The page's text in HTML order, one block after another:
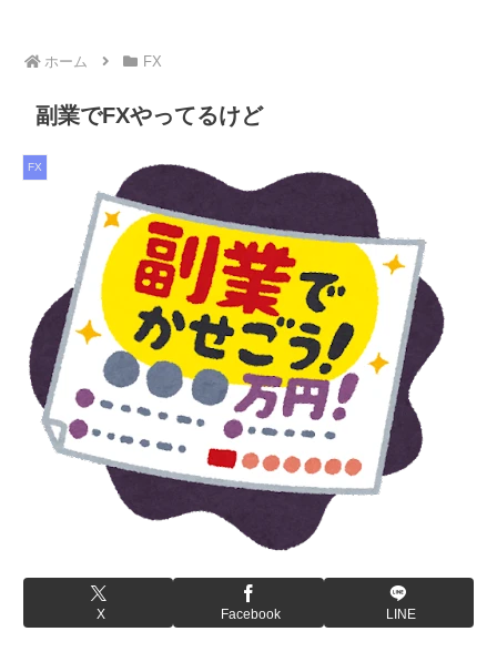
ホーム FX
副業でFXやってるけど
FX
X Facebook LINE